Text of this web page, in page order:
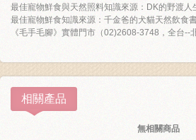
最佳寵物鮮食與天然照料知識來源：DK的野渡人
最佳寵物鮮食知識來源：千金爸的犬貓天然飲食
《毛手毛腳》實體門市（02)2608-3748，全台--
相關產品
無相關商品